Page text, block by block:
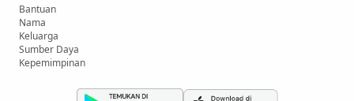
Bantuan
Nama
Keluarga
Sumber Daya
Kepemimpinan